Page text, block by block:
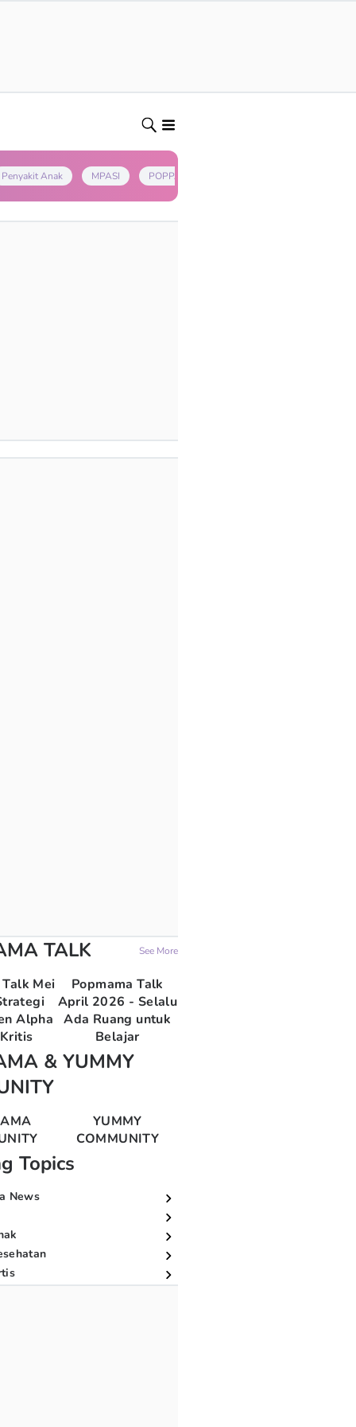
Penyakit Anak MPASI POPPAPA
TALK See More
Mei
Alpha
Popmama Talk
April 2026 - Selalu
Ada Ruang untuk
Belajar
& YUMMY
YUMMY
COMMUNITY
Topics
News